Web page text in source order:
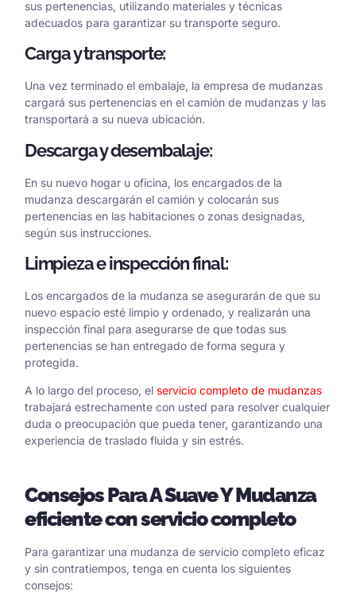
sus pertenencias, utilizando materiales y técnicas
adecuados para garantizar su transporte seguro.
Carga y transporte:
Una vez terminado el embalaje, la empresa de mudanzas
cargará sus pertenencias en el camión de mudanzas y las
transportará a su nueva ubicación.
Descarga y desembalaje:
En su nuevo hogar u oficina, los encargados de la
mudanza descargarán el camión y colocarán sus
pertenencias en las habitaciones o zonas designadas,
según sus instrucciones.
Limpieza e inspección final:
Los encargados de la mudanza se asegurarán de que su
nuevo espacio esté limpio y ordenado, y realizarán una
inspección final para asegurarse de que todas sus
pertenencias se han entregado de forma segura y
protegida.
A lo largo del proceso, el servicio completo de mudanzas
trabajará estrechamente con usted para resolver cualquier
duda o preocupación que pueda tener, garantizando una
experiencia de traslado fluida y sin estrés.
ConsejosParaASuaveYMudanza
eficiente con servicio completo
Para garantizar una mudanza de servicio completo eficaz
y sin contratiempos, tenga en cuenta los siguientes
consejos: